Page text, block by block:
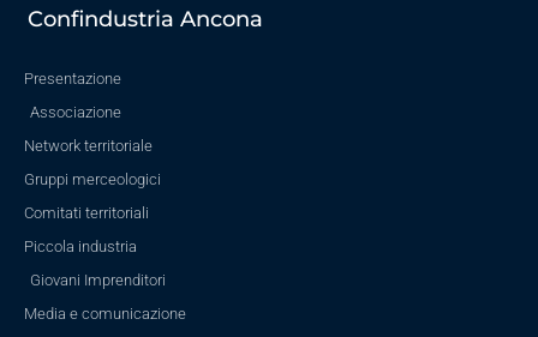
Confindustria Ancona
Presentazione
Associazione
Network territoriale
Gruppi merceologici
Comitati territoriali
Piccola industria
Giovani Imprenditori
Media e comunicazione